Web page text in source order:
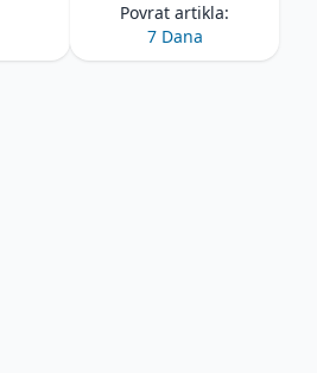
Povrat artikla:
7 Dana